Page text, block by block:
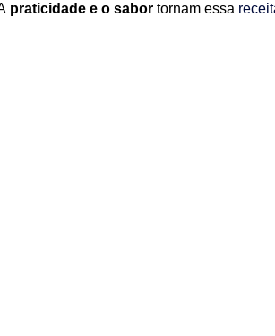
praticidade e o sabor tornam essa